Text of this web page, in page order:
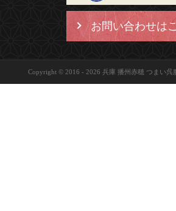
お問い合わせは
Copyright © 2016 - 2026 兵庫 播州赤穂 つまい呉